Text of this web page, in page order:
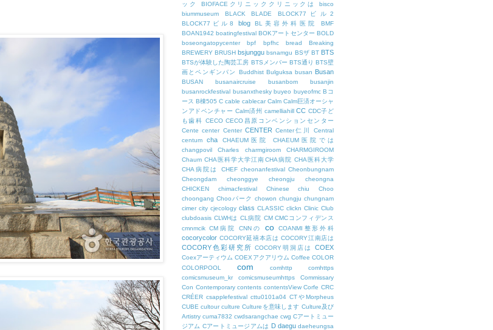
ック
BIOFACEクリニッククリニックは
bisco
biummuseum
BLACK BLADE
BLOCK77ビル2
BLOCK77ビル8
blog BL美容外科医院
BMF
BOAN1942 boatingfestival BOKアートセンター BOLD
boseongatopycenter
bpf bpfhc bread
Breaking
BREWERY BRUSH bsjunggu bsnamgu BSザ BT BTS
BTSが体験した陶芸工房 BTSメンバー BTS通り BTS壁
画とペンギンパン
Buddhist Bulguksa busan Busan
BUSAN busanaircruise busanbom
busanjin
busanrockfestival busanxthesky buyeo buyeofmc Bコ
ース B棟505 C cable cablecar Calm Calm巨済オーシャ
ンアドベンチャー Calm済州 camelliahill CC CDC子ど
も歯科 CECO CECO昌原コンベンションセンター
Cente center Center CENTER Center仁川
Central
centum
cha CHAEUM医院
CHAEUM医院では
changpovil
Charles charmgiroom
CHARMGIROOM
Chaum CHA医科学大学江南CHA病院 CHA医科大学
CHA病院は
CHEF cheonanfestival Cheonbungnam
Cheongdam
cheonggye cheongju
cheongna
CHICKEN
chimacfestival Chinese chiu
Choo
choongang Chooパーク chowon chungju chungnam
cimer city cjecology class CLASSIC clickn Clinic Club
clubdoasis CLWHは CL病院 CM CMCコンフィデンス
cmnmcik CM病院 CNNの co COANMI整形外科
cocorycolor COCORY延禧本店は COCORY江南店は
COCORY色彩研究所 COCORY明洞店は COEX
Coexアーティウム COEXアクアリウム Coffee COLOR
COLORPOOL
com comhttp
comhttps
comicsmuseum_kr
comicsmuseumhttps
Commissary
Con Contemporary contents contentsView Corfe CRC
CRÉER csapplefestival cttu0101a04 CTやMorpheus
CUBE cultour culture Cultureを意味します Culture及び
Artistry cuma7832 cwdsarangchae cwg Cアートミュー
ジアム Cアートミュージアムは D daegu daeheungsa